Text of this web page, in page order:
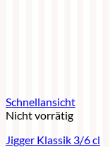
Schnellansicht
Nicht vorrätig
Jigger Klassik 3/6 cl